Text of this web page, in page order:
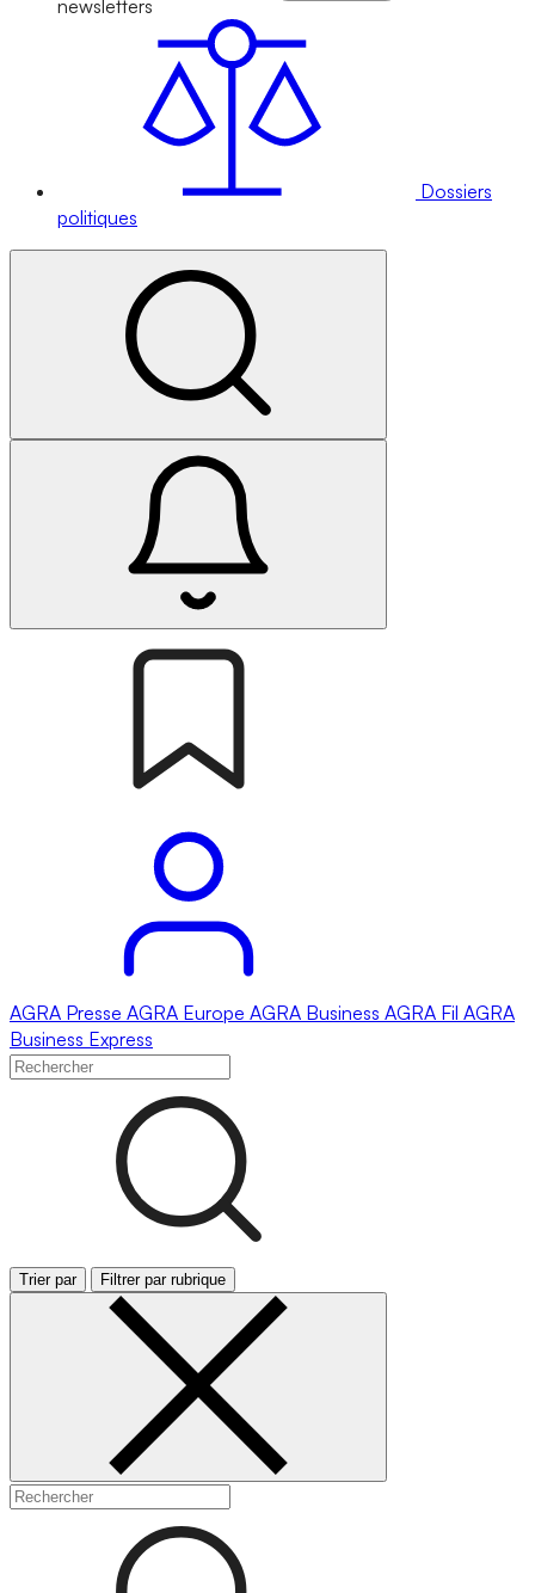
newsletters
Dossiers
politiques
AGRA Presse AGRA Europe AGRA Business AGRA Fil AGRA
Business Express
Trier par Filtrer par rubrique